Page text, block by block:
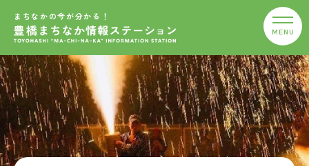
まちなかの今が分かる！